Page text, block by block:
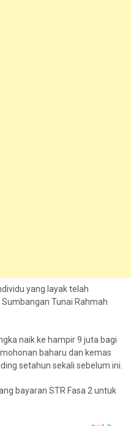
yang layak telah
Tunai Rahmah
naik ke hampir 9 juta bagi
baharu dan kemas
setahun sekali sebelum ini.
bayaran STR Fasa 2 untuk